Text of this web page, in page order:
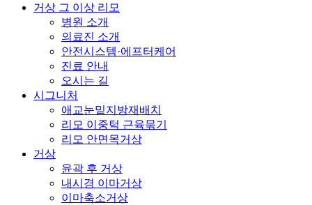
거상 그 이상 리모
병원 소개
의료진 소개
안전시스템·에프터케어
진료 안내
오시는 길
시그니처
애교눈밑지방재배치
리모 이중턱 근육묶기
리모 안면목거상
거상
윤곽 후 거상
내시경 이마거상
이마축소거상